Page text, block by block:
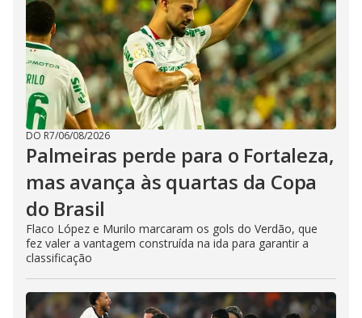
DO R7/06/08/2026
Palmeiras perde para o Fortaleza,
mas avança às quartas da Copa
do Brasil
Flaco López e Murilo marcaram os gols do Verdão, que
fez valer a vantagem construída na ida para garantir a
classificação